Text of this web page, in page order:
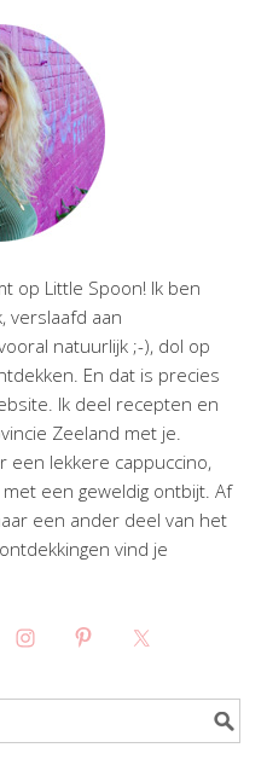
op Little Spoon! Ik ben
verslaafd aan
natuurlijk ;-), dol op
En dat is precies
Ik deel recepten en
Zeeland met je.
een lekkere cappuccino,
met een geweldig ontbijt. Af
een ander deel van het
vind je